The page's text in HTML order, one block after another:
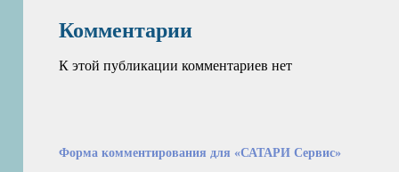
Комментарии
К этой публикации комментариев нет
Форма комментирования для «САТАРИ Сервис»